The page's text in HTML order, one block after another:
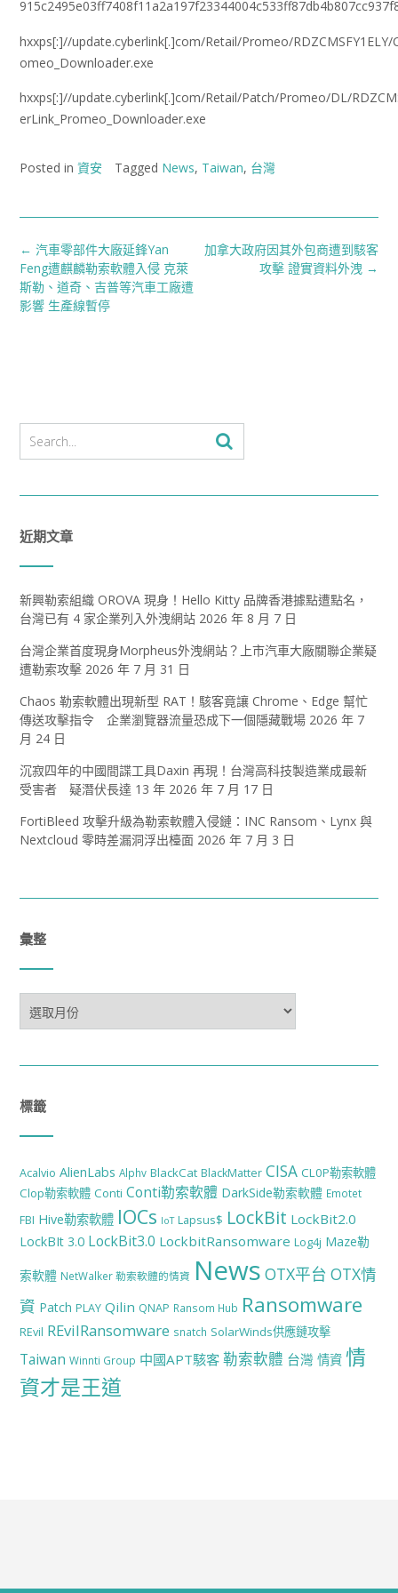
hxxps[:]//update.cyberlink[.]com/Retail/Promeo/RDZCMSFY1ELY/
omeo_Downloader.exe
hxxps[:]//update.cyberlink[.]com/Retail/Patch/Promeo/DL/
erLink_Promeo_Downloader.exe
Posted in 資安 Tagged News, Taiwan, 台灣
Post
navigation
加拿大政府因其外包商遭到駭客
攻擊 證實資料外洩 →
← 汽車零部件大廠延鋒Yan
Feng遭麒麟勒索軟體入侵 克萊
斯勒、道奇、吉普等汽車工廠遭
影響 生產線暫停
近期文章
新興勒索組織 OROVA 現身！Hello Kitty 品牌香港據點遭點名，
台灣已有 4 家企業列入外洩網站 2026 年 8 月 7 日
台灣企業首度現身Morpheus外洩網站？上市汽車大廠關聯企業疑
遭勒索攻擊 2026 年 7 月 31 日
Chaos 勒索軟體出現新型 RAT！駭客竟讓 Chrome、Edge 幫忙
傳送攻擊指令 企業瀏覽器流量恐成下一個隱藏戰場 2026 年 7
月 24 日
沉寂四年的中國間諜工具Daxin 再現！台灣高科技製造業成最新
受害者 疑潛伏長達 13 年 2026 年 7 月 17 日
FortiBleed 攻擊升級為勒索軟體入侵鏈：INC Ransom、Lynx 與
Nextcloud 零時差漏洞浮出檯面 2026 年 7 月 3 日
彙整
整
標籤
Acalvio AlienLabs Alphv BlackCat BlackMatter CISA CL0P勒索軟體
Clop勒索軟體 Conti Conti勒索軟體 DarkSide勒索軟體 Emotet
FBI Hive勒索軟體 IOCs IoT Lapsus$ LockBit LockBit2.0
LockBIt 3.0 LockBit3.0 LockbitRansomware Log4j Maze勒
索軟體 NetWalker 勒索軟體的情資 News OTX平台 OTX情
資 Patch PLAY Qilin QNAP Ransom Hub Ransomware
REvil REvilRansomware snatch SolarWinds供應鏈攻擊
Taiwan Winnti Group 中國APT駭客 勒索軟體 台灣 情資 情
資才是王道